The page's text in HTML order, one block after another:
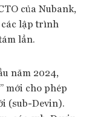
của Nubank,
lập trình
lần.
năm 2024,
mới cho phép
(sub-Devin).